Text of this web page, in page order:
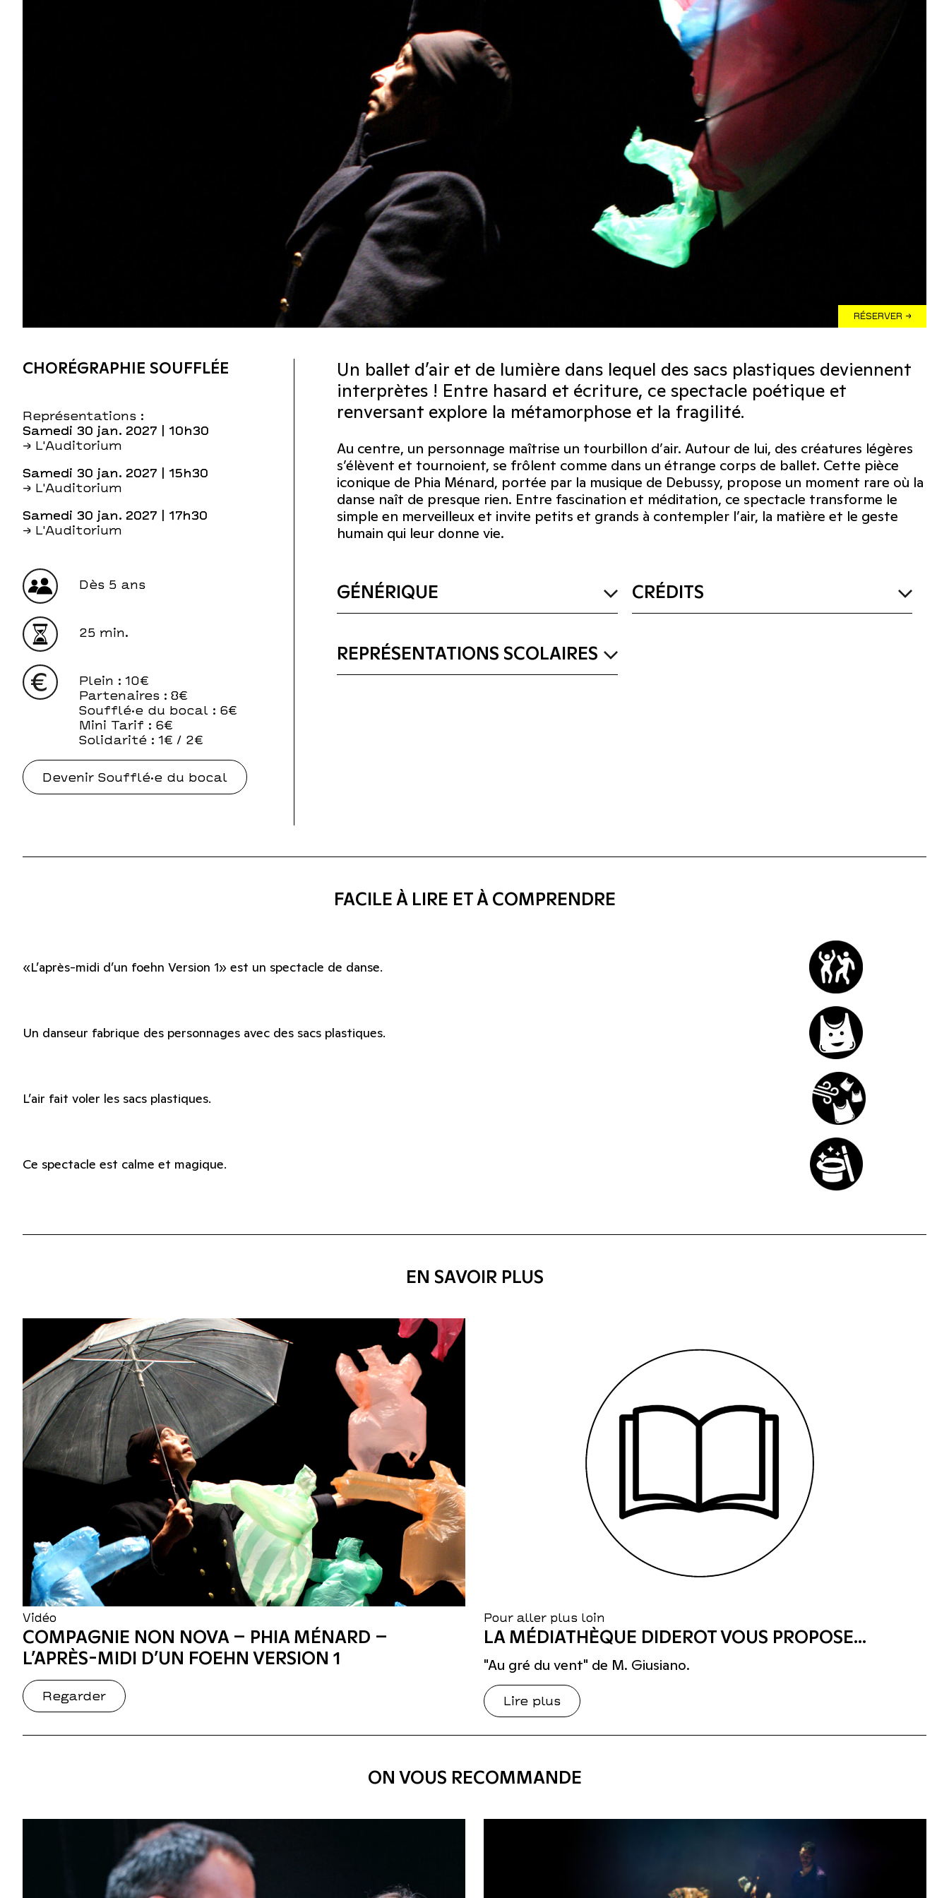
RÉSERVER →
CHORÉGRAPHIE SOUFFLÉE
Représentations :
samedi 30 jan. 2027 | 10h30
→ L'Auditorium
samedi 30 jan. 2027 | 15h30
→ L'Auditorium
samedi 30 jan. 2027 | 17h30
→ L'Auditorium
Dès 5 ans
25 min.
Plein : 10€
Partenaires : 8€
Soufflé·e du bocal : 6€
Mini Tarif : 6€
Solidarité : 1€ / 2€
Devenir Soufflé·e du bocal
Un ballet d’air et de lumière dans lequel des sacs plastiques deviennent
interprètes ! Entre hasard et écriture, ce spectacle poétique et
renversant explore la métamorphose et la fragilité.
Au centre, un personnage maîtrise un tourbillon d’air. Autour de lui, des créatures légères
s’élèvent et tournoient, se frôlent comme dans un étrange corps de ballet. Cette pièce
iconique de Phia Ménard, portée par la musique de Debussy, propose un moment rare où la
danse naît de presque rien. Entre fascination et méditation, ce spectacle transforme le
simple en merveilleux et invite petits et grands à contempler l’air, la matière et le geste
humain qui leur donne vie.
GÉNÉRIQUE CRÉDITS
REPRÉSENTATIONS SCOLAIRES
FACILE À LIRE ET À COMPRENDRE
«L’après-midi d’un foehn Version 1» est un spectacle de danse.
Un danseur fabrique des personnages avec des sacs plastiques.
L’air fait voler les sacs plastiques.
Ce spectacle est calme et magique.
EN SAVOIR PLUS
Vidéo
COMPAGNIE NON NOVA – PHIA MÉNARD –
L’APRÈS-MIDI D’UN FOEHN VERSION 1
Regarder
Pour aller plus loin
LA MÉDIATHÈQUE DIDEROT VOUS PROPOSE...
"Au gré du vent" de M. Giusiano.
Lire plus
ON VOUS RECOMMANDE